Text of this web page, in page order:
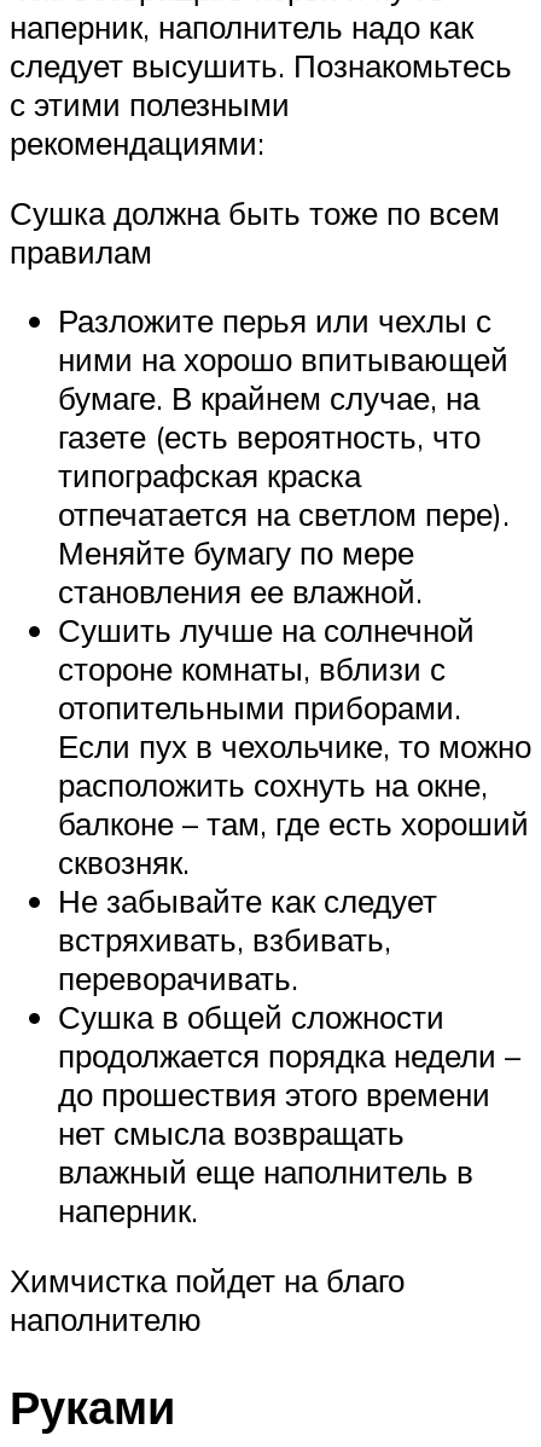
наперник, наполнитель надо как
следует высушить. Познакомьтесь
с этими полезными
рекомендациями:
Сушка должна быть тоже по всем
правилам
Разложите перья или чехлы с
ними на хорошо впитывающей
бумаге. В крайнем случае, на
газете (есть вероятность, что
типографская краска
отпечатается на светлом пере).
Меняйте бумагу по мере
становления ее влажной.
Сушить лучше на солнечной
стороне комнаты, вблизи с
отопительными приборами.
Если пух в чехольчике, то можно
расположить сохнуть на окне,
балконе – там, где есть хороший
сквозняк.
Не забывайте как следует
встряхивать, взбивать,
переворачивать.
Сушка в общей сложности
продолжается порядка недели –
до прошествия этого времени
нет смысла возвращать
влажный еще наполнитель в
наперник.
Химчистка пойдет на благо
наполнителю
Руками